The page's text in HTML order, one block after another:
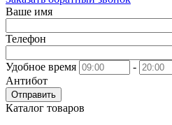
Ваше имя
Телефон
Удобное время
-
Антибот
Отправить
Каталог товаров